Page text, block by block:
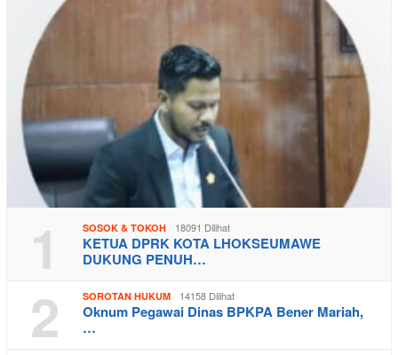
1 SOSOK & TOKOH 18091 Dilihat
KETUA DPRK KOTA LHOKSEUMAWE
DUKUNG PENUH…
2 SOROTAN HUKUM 14158 Dilihat
Oknum Pegawai Dinas BPKPA Bener Mariah,
…